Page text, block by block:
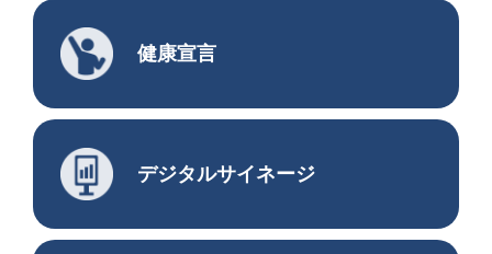
健康宣言
デジタルサイネージ